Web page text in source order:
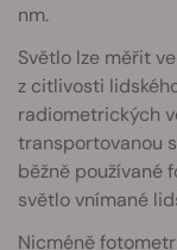
nm.
Světlo lze měřit
z citlivosti
radiometrických
transportovanou
běžně používané
světlo vnímané
Nicméně